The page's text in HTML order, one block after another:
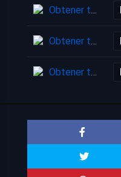
Obtener torrent
Obtener torrent
Obtener torrent